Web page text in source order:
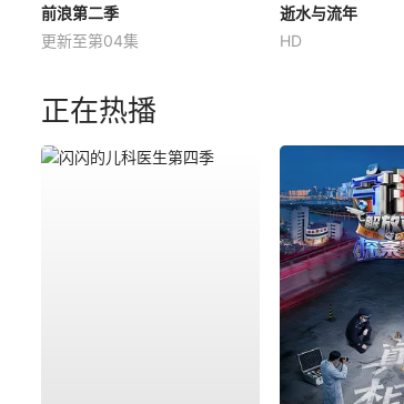
前浪第二季
更新至第04集
逝水与流年
HD
正在热播